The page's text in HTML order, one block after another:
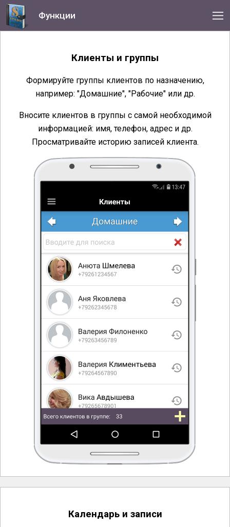
Функции
Клиенты и группы
Формируйте группы клиентов по назначению,
например: "Домашние", "Рабочие" или др.
Вносите клиентов в группы с самой необходимой
информацией: имя, телефон, адрес и др.
Просматривайте историю записей клиента.
Календарь и записи